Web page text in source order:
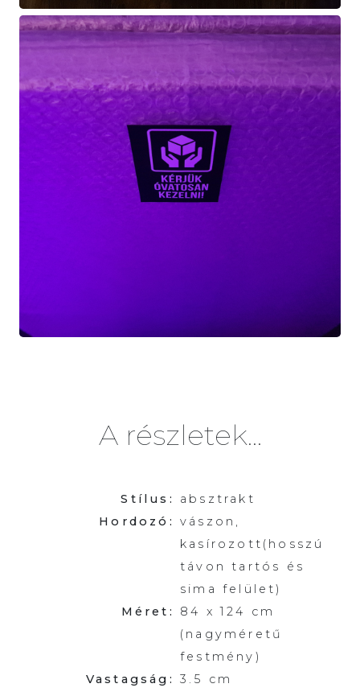
A részletek...
Stílus: absztrakt
Hordozó: vászon,
kasírozott(hosszú
távon tartós és
sima felület)
Méret: 84 x 124 cm
(nagyméretű
festmény)
Vastagság: 3.5 cm